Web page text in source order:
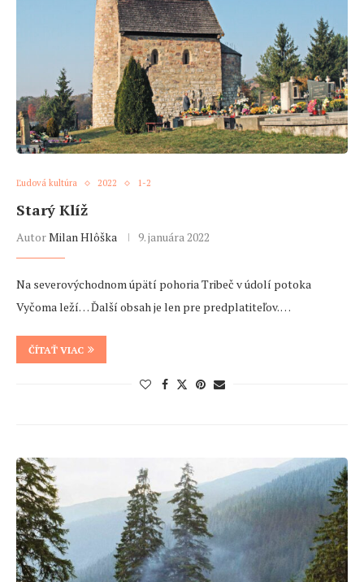
Ľudová kultúra 2022 1-2
Starý Klíž
AutorMilan Hlôška 9. januára 2022
Na severovýchodnom úpätí pohoria Tribeč v údolí potoka
Vyčoma leží… Ďalší obsah je len pre predplatiteľov. …
ČÍTAŤ VIAC